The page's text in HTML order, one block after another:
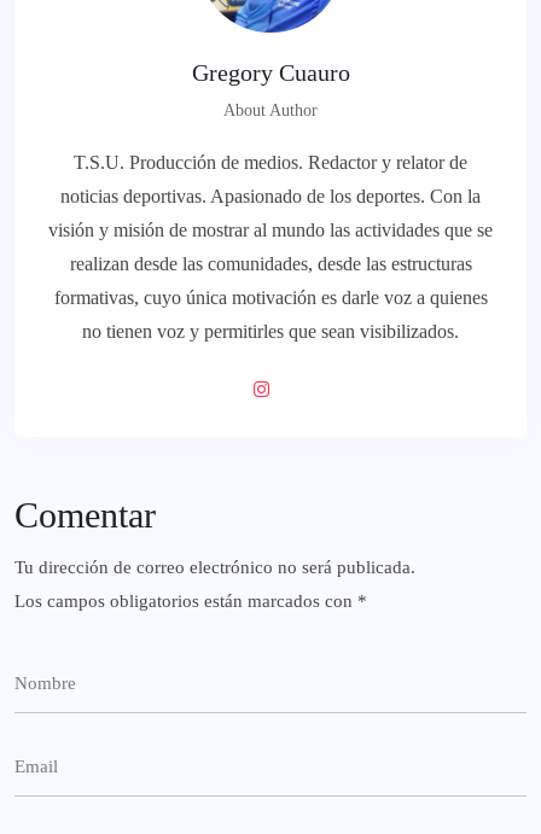
Gregory Cuauro
About Author
T.S.U. Producción de medios. Redactor y relator de
noticias deportivas. Apasionado de los deportes. Con la
visión y misión de mostrar al mundo las actividades que se
realizan desde las comunidades, desde las estructuras
formativas, cuyo única motivación es darle voz a quienes
no tienen voz y permitirles que sean visibilizados.
Comentar
Tu dirección de correo electrónico no será publicada.
Los campos obligatorios están marcados con *